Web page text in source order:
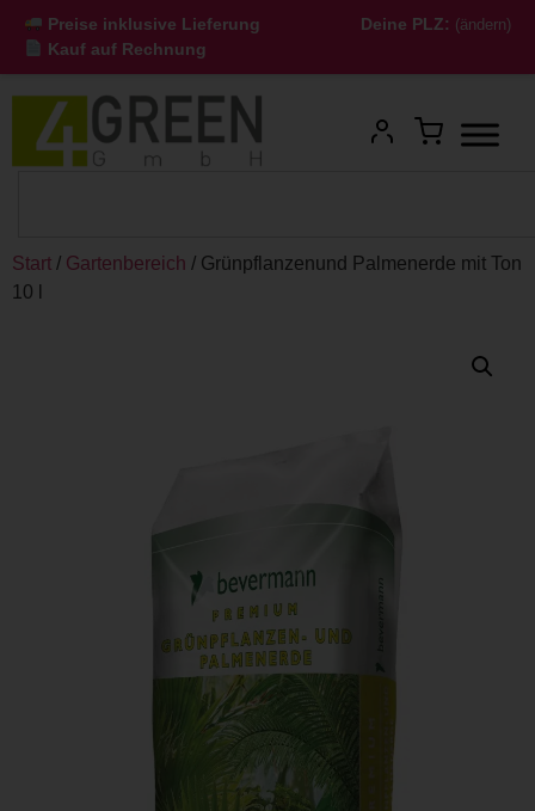
Preise inklusive Lieferung Deine PLZ: (ändern)
Kauf auf Rechnung
Start / Gartenbereich / Grünpflanzenund Palmenerde mit Ton
10 l